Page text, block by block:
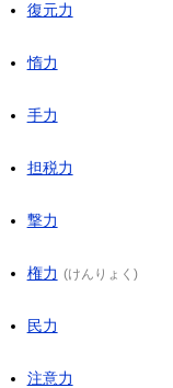
復元力
惰力
手力
担税力
撃力
権力 (けんりょく )
民力
注意力